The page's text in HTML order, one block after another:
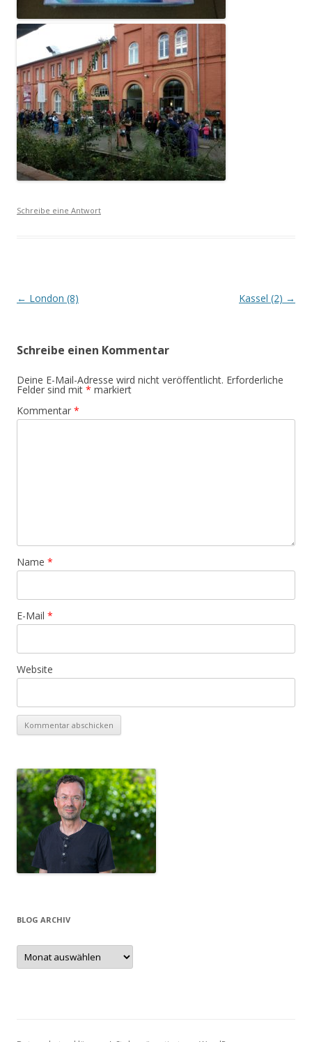
Schreibe eine Antwort
Beitrags-
← London (8) Kassel (2) →
Schreibe einen Kommentar
Deine E-Mail-Adresse wird nicht veröffentlicht. Erforderliche
Felder sind mit * markiert
Kommentar *
Name *
E-Mail *
Website
BLOG ARCHIV
Blog
Archiv